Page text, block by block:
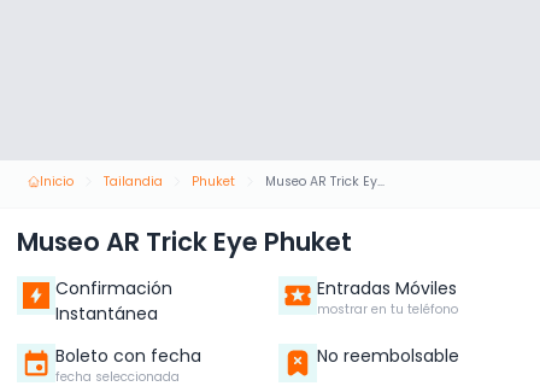
Inicio Tailandia Phuket Museo AR Trick Eye Phuket
Museo AR Trick Eye Phuket
Confirmación
Instantánea
Entradas Móviles
mostrar en tu teléfono
Boleto con fecha
fecha seleccionada
No reembolsable